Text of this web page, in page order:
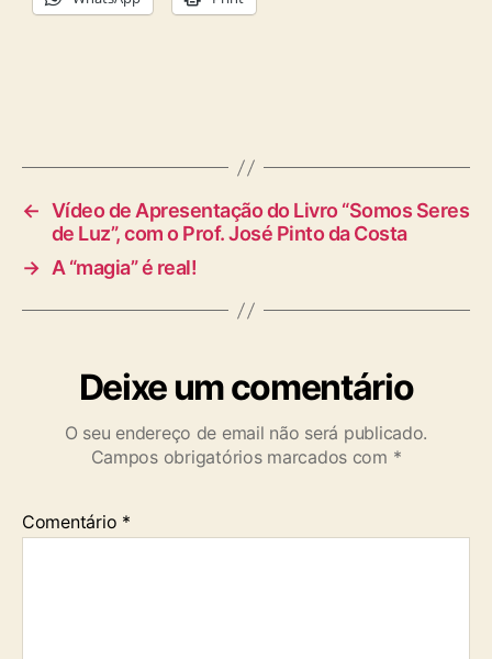
← Vídeo de Apresentação do Livro “Somos Seres
de Luz”, com o Prof. José Pinto da Costa
→ A “magia” é real!
Deixe um comentário
O seu endereço de email não será publicado.
Campos obrigatórios marcados com *
Comentário *